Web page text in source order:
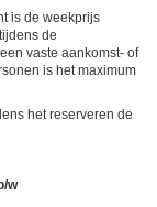
is de weekprijs
de
vaste aankomst- of
is het maximum
het reserveren de
p/w